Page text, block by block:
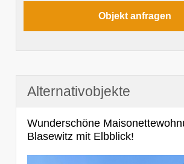
Alternativobjekte
Wunderschöne
Blasewitz mit Elbblick!